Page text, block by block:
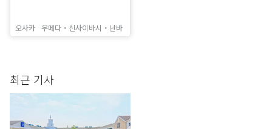
오사카 우메다・신사이바시・난바
최근 기사